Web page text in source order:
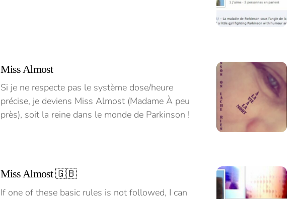
Miss Almost
Si je ne respecte pas le système dose/heure
précise, je deviens Miss Almost (Madame À peu
près), soit la reine dans le monde de Parkinson !
Miss Almost 🇬🇧
If one of these basic rules is not followed, I can